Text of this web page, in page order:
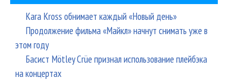
Kara Kross обнимает каждый «Новый день»
Продолжение фильма «Майкл» начнут снимать уже в
этом году
Басист Mötley Crüe признал использование плейбэка
на концертах